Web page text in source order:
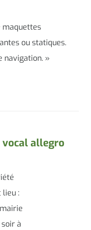
maquettes
ou statiques.
navigation. »
vocal allegro
lieu :
à